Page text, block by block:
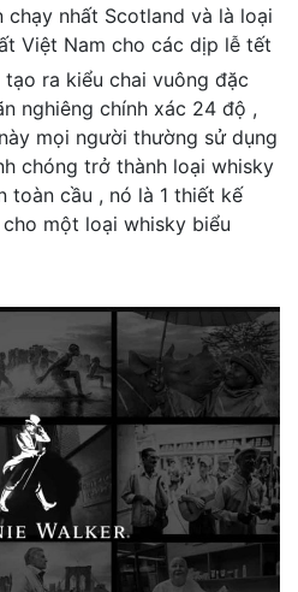
chạy nhất Scotland và là loại
Việt Nam cho các dịp lễ tết
ra kiểu chai vuông đặc
nghiêng chính xác 24 độ ,
mọi người thường sử dụng
chóng trở thành loại whisky
toàn cầu , nó là 1 thiết kế
một loại whisky biểu